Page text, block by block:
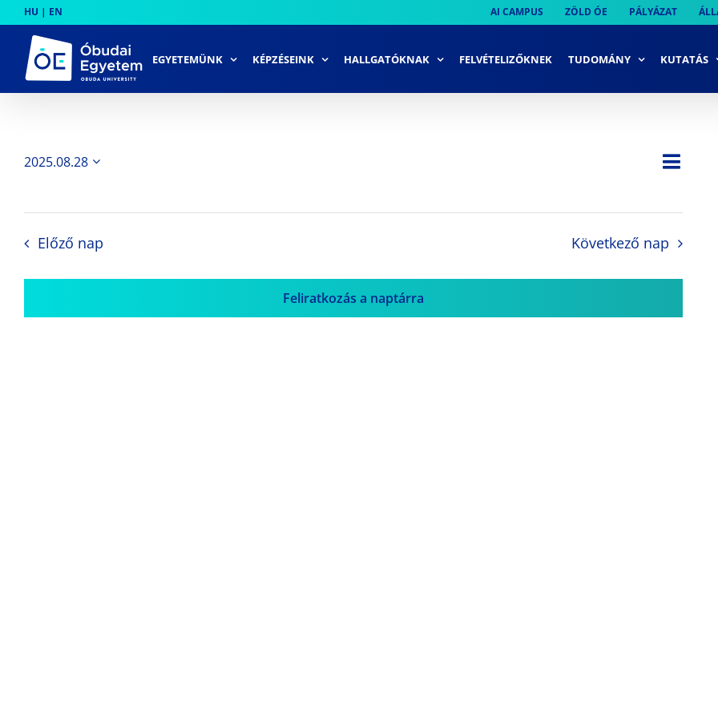
to
content
HU | EN AI CAMPUS ZÖLD ÓE PÁLYÁZAT
EGYETEMÜNK KÉPZÉSEINK HALLGATÓKNAK FELVÉTELIZŐKNEK TUDOMÁNY KUTATÁS
Nap
2025.08.28
Előző nap Következő nap
Feliratkozás a naptárra